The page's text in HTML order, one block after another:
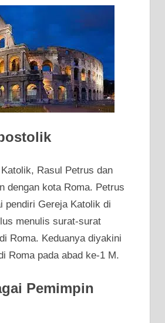
Rasul Petrus dan
dengan kota Roma. Petrus
pendiri Gereja Katolik di
menulis surat-surat
Roma. Keduanya diyakini
Roma pada abad ke-1 M.
Pemimpin